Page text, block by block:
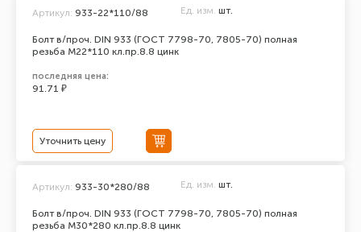
Болт в/проч. DIN 933 (ГОСТ 7798-70, 7805-70) полная
резьба М22*110 кл.пр.8.8 цинк
Артикул: 933-22*110/88 Ед. изм. шт.
последняя цена:
91.71 ₽
Уточнить цену
Болт в/проч. DIN 933 (ГОСТ 7798-70, 7805-70) полная
резьба М30*280 кл.пр.8.8 цинк
Артикул: 933-30*280/88 Ед. изм. шт.